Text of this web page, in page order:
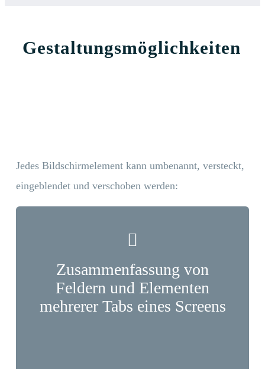
Gestaltungsmöglichkeiten
Jedes Bildschirmelement kann umbenannt, versteckt,
eingeblendet und verschoben werden:
Zusammenfassung von
Feldern und Elementen
mehrerer Tabs eines Screens